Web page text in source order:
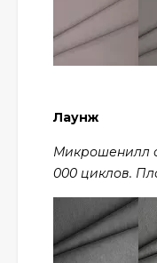
Лаунж
Микрошенилл
000 циклов.